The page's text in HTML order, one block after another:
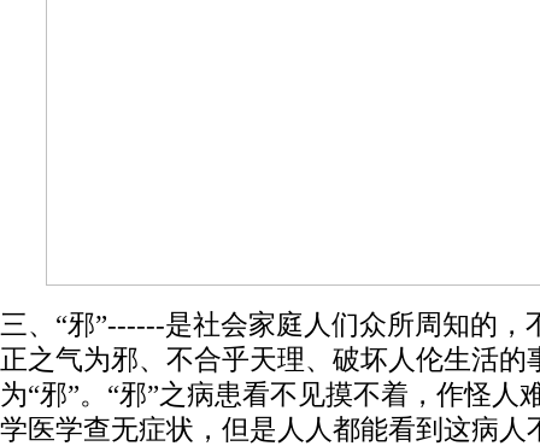
三、“邪”------是社会家庭人们众所周知的，
正之气为邪、不合乎天理、破坏人伦生活的
为“邪”。“邪”之病患看不见摸不着，作怪人
学医学查无症状，但是人人都能看到这病人